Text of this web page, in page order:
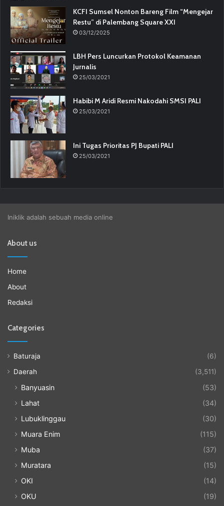
KCFI Sumsel Nonton Bareng Film “Mengejar
Restu” di Palembang Square XXI
03/12/2025
LBH Pers Luncurkan Protokol Keamanan
Jurnalis
25/03/2021
Habibi M Aridi Resmi Nakodahi SMSI PALI
25/03/2021
Ini Tugas Prioritas PJ Bupati PALI
25/03/2021
Iniklik adalah sebuah media online
About us
Home
About
Redaksi
Categories
Baturaja
(6)
Daerah
(3,511)
Banyuasin
(53)
Lahat
(34)
Lubuklinggau
(30)
Muara Enim
(115)
Muba
(37)
Muratara
(15)
OKI
(14)
OKU
(19)